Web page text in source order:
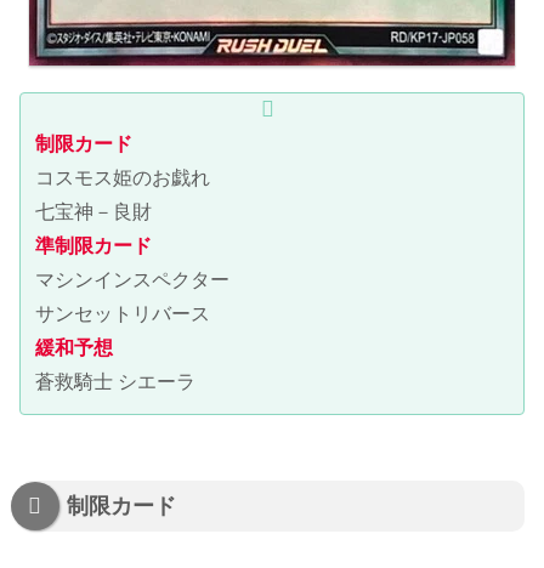
制限カード
コスモス姫のお戯れ
七宝神－良財
準制限カード
マシンインスペクター
サンセットリバース
緩和予想
蒼救騎士 シエーラ
制限カード